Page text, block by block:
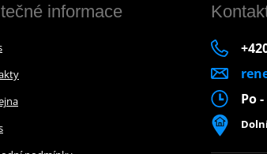
informace
Po